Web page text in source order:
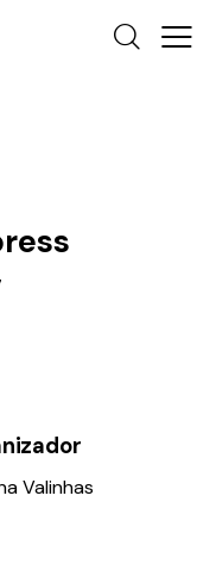
Valinhas